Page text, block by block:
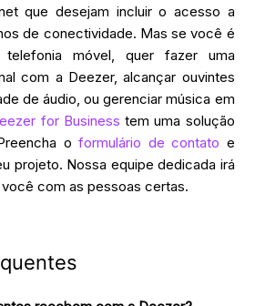
que desejam incluir o acesso a
de conectividade. Mas se você é
móvel, quer fazer uma
com a Deezer, alcançar ouvintes
de áudio, ou gerenciar música em
for Business tem uma solução
oformulário de contato e
projeto. Nossa equipe dedicada irá
com as pessoas certas.